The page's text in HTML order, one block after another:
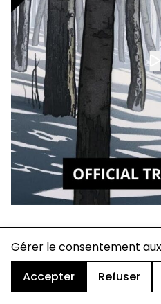
Gérer le consentement
Accepter
Refuser
charte de confidentialité
mentions légales
cookies
design & développement :